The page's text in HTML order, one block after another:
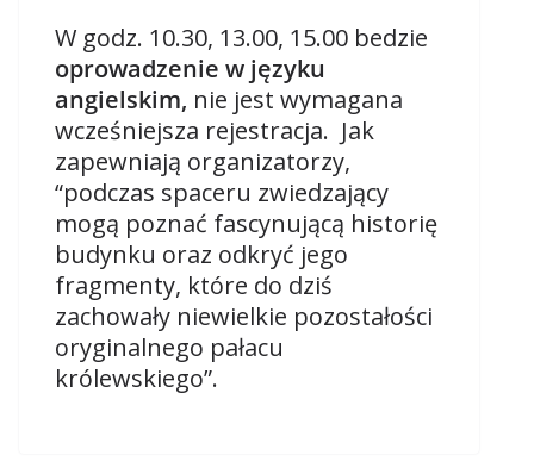
W godz. 10.30, 13.00, 15.00 bedzie
oprowadzenie w języku
angielskim, nie jest wymagana
wcześniejsza rejestracja. Jak
zapewniają organizatorzy,
“podczas spaceru zwiedzający
mogą poznać fascynującą historię
budynku oraz odkryć jego
fragmenty, które do dziś
zachowały niewielkie pozostałości
oryginalnego pałacu
królewskiego”.